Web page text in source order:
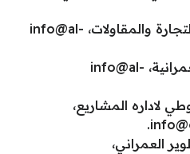
والمقاولات، info@al-
info@al-
لاداره المشاريع،
.
العمراني،